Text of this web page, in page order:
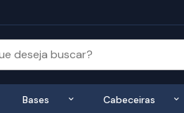
Exibir submenu de Colchões
Bases Exibir submenu de Bases
Cabeceiras